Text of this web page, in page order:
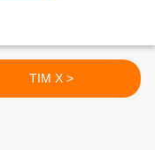
TIM X >